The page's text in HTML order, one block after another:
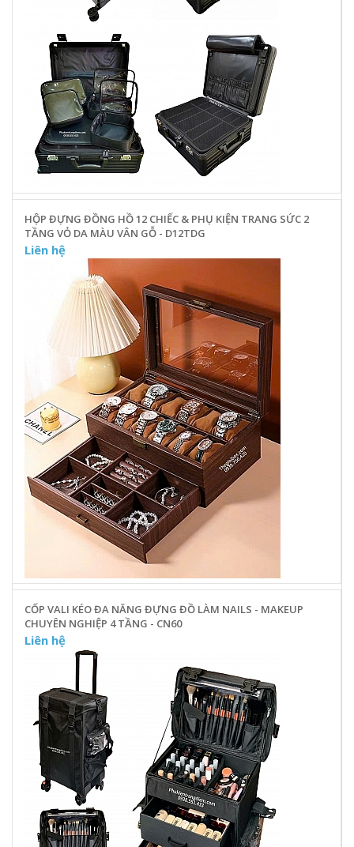
HỘP ĐỰNG ĐỒNG HỒ 12 CHIẾC & PHỤ KIỆN TRANG SỨC 2
TẦNG VỎ DA MÀU VÂN GỖ - D12TDG
Liên hệ
CỐP VALI KÉO ĐA NĂNG ĐỰNG ĐỒ LÀM NAILS - MAKEUP
CHUYÊN NGHIỆP 4 TẦNG - CN60
Liên hệ